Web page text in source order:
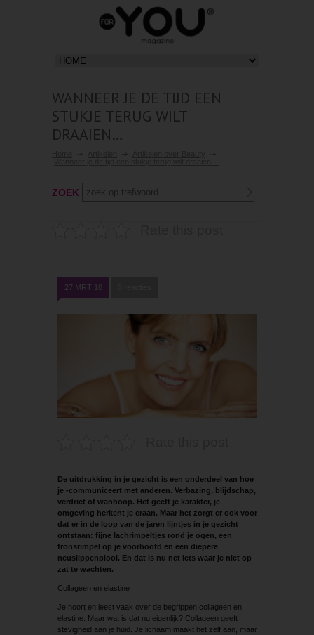
WANNEER JE DE TIJD EEN
STUKJE TERUG WILT
DRAAIEN…
ZOEK
27 MRT 18
De uitdrukking in je gezicht is een onderdeel van hoe
je -communiceert met anderen. Verbazing, blijdschap,
verdriet of wanhoop. Het geeft je karakter, je
omgeving herkent je eraan. Maar het zorgt er ook voor
dat er in de loop van de jaren lijntjes in je gezicht
ontstaan: fijne lachrimpeltjes rond je ogen, een
fronsrimpel op je voorhoofd en een diepere
neuslippenplooi. En dat is nu net iets waar je niet op
zat te wachten.
Collageen en elastine
Je hoort en leest vaak over de begrippen collageen en
elastine. Maar wat is dat nu eigenlijk? Collageen geeft
stevigheid aan je huid. Je lichaam maakt het zelf aan, maar